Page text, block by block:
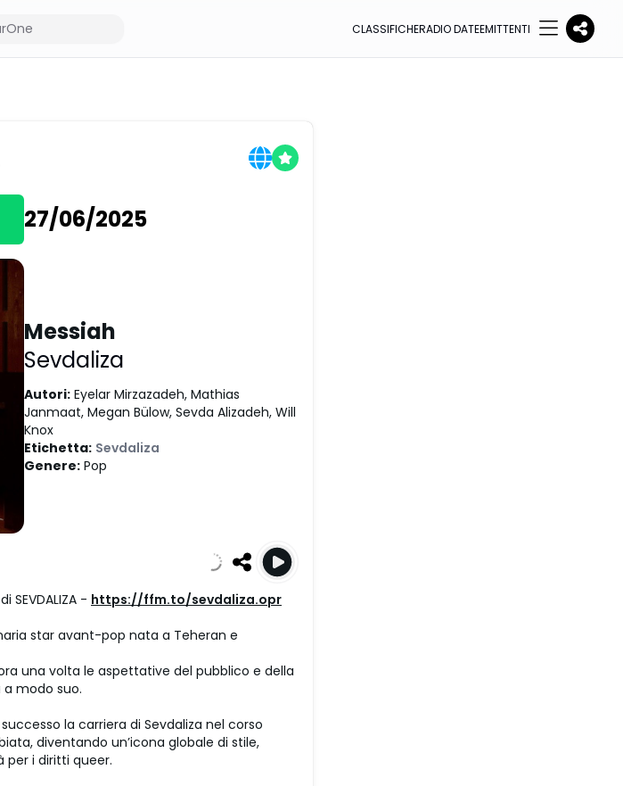
CLASSIFICHERADIO DATEEMITTENTI
27/06/2025
Messiah
Sevdaliza
Autori: Eyelar Mirzazadeh, Mathias
Janmaat, Megan Bülow, Sevda Alizadeh, Will
Knox
Etichetta: Sevdaliza
Genere: Pop
SEVDALIZA - https://ffm.to/sevdaliza.opr
star avant-pop nata a Teheran e
una volta le aspettative del pubblico e della
modo suo.
la carriera di Sevdaliza nel corso
diventando un’icona globale di stile,
i diritti queer.